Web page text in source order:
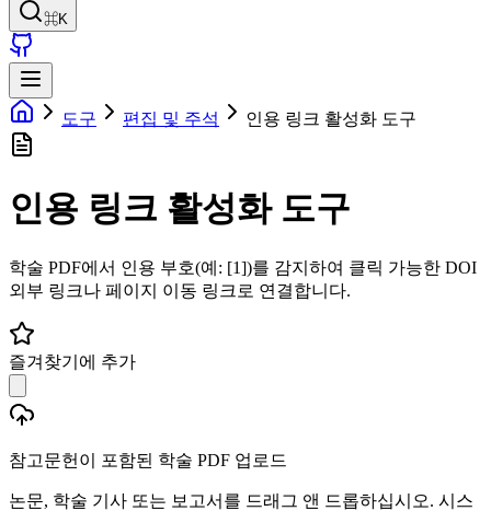
⌘K
도구 편집 및 주석 인용 링크 활성화 도구
인용 링크 활성화 도구
학술 PDF에서 인용 부호(예: [1])를 감지하여 클릭 가능한 DOI
외부 링크나 페이지 이동 링크로 연결합니다.
즐겨찾기에 추가
참고문헌이 포함된 학술 PDF 업로드
논문, 학술 기사 또는 보고서를 드래그 앤 드롭하십시오. 시스